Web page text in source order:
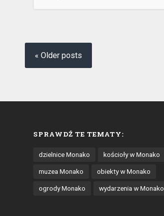
« Older posts
SPRAWDŹ TE TEMATY:
dzielnice Monako kościoły w Monako
muzea Monako obiekty w Monako
ogrody Monako wydarzenia w Monako